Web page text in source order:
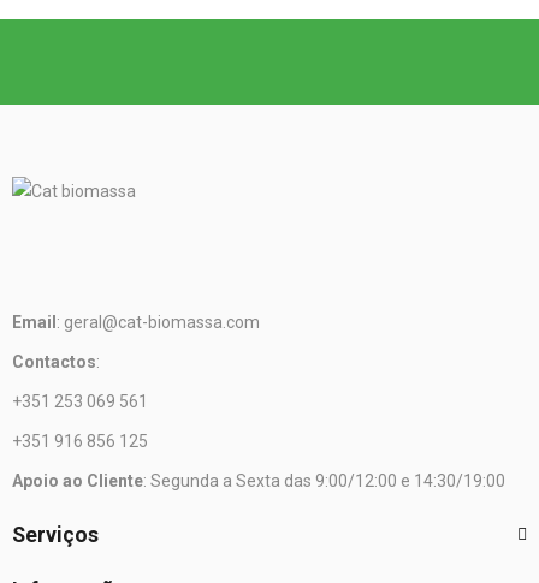
Email: geral@cat-biomassa.com
Contactos:
+351 253 069 561
+351 916 856 125
Apoio ao Cliente: Segunda a Sexta das 9:00/12:00 e 14:30/19:00
Serviços